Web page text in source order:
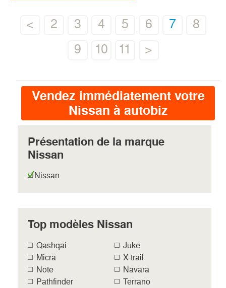
< 2 3 4 5 6 7
8
9
10 11 >
Vendez immédiatement votre
Nissan à autobiz
Présentation de la marque
Nissan
Nissan
Top modèles Nissan
Qashqai
Juke
Micra
X-trail
Note
Navara
Pathfinder
Terrano